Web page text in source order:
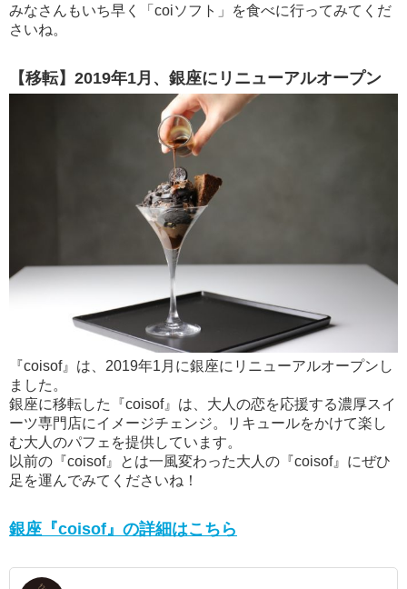
みなさんもいち早く「coiソフト」を食べに行ってみてくだ
さいね。
【移転】2019年1月、銀座にリニューアルオープン
『coisof』は、2019年1月に銀座にリニューアルオープンし
ました。
銀座に移転した『coisof』は、大人の恋を応援する濃厚スイ
ーツ専門店にイメージチェンジ。リキュールをかけて楽し
む大人のパフェを提供しています。
以前の『coisof』とは一風変わった大人の『coisof』にぜひ
足を運んでみてくださいね！
銀座『coisof』の詳細はこちら